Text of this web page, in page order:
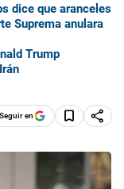
dice que aranceles
Suprema anulara
Trump
Seguir en